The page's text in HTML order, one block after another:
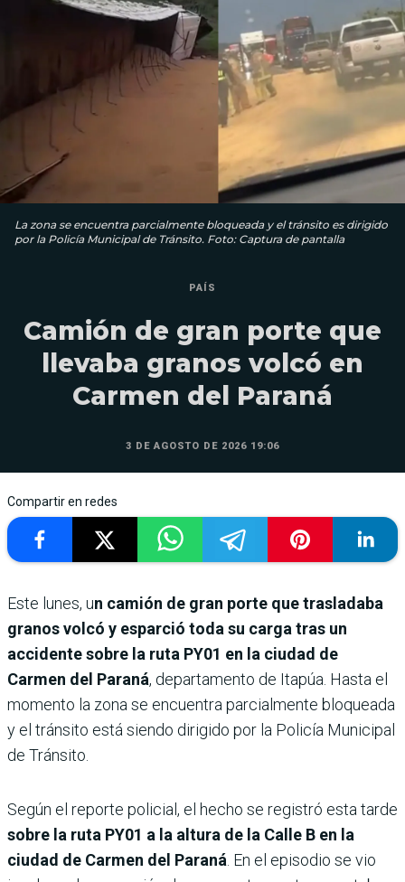
La zona se encuentra parcialmente bloqueada y el tránsito es dirigido
por la Policía Municipal de Tránsito. Foto: Captura de pantalla
PAÍS
Camión de gran porte que
llevaba granos volcó en
Carmen del Paraná
3 DE AGOSTO DE 2026 19:06
Compartir en redes
Este lunes, un camión de gran porte que trasladaba
granos volcó y esparció toda su carga tras un
accidente sobre la ruta PY01 en la ciudad de
Carmen del Paraná, departamento de Itapúa. Hasta el
momento la zona se encuentra parcialmente bloqueada
y el tránsito está siendo dirigido por la Policía Municipal
de Tránsito.
Según el reporte policial, el hecho se registró esta tarde
sobre la ruta PY01 a la altura de la Calle B en la
ciudad de Carmen del Paraná . En el episodio se vio